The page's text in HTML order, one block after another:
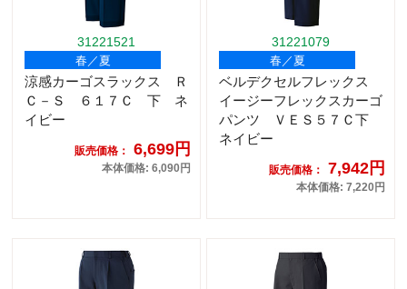
31221521
春／夏
涼感カーゴスラックス Ｒ
Ｃ－Ｓ ６１７Ｃ 下 ネ
イビー
販売価格： 6,699円
本体価格: 6,090円
31221079
春／夏
ベルデクセルフレックス
イージーフレックスカーゴ
パンツ ＶＥＳ５７Ｃ下
ネイビー
販売価格： 7,942円
本体価格: 7,220円